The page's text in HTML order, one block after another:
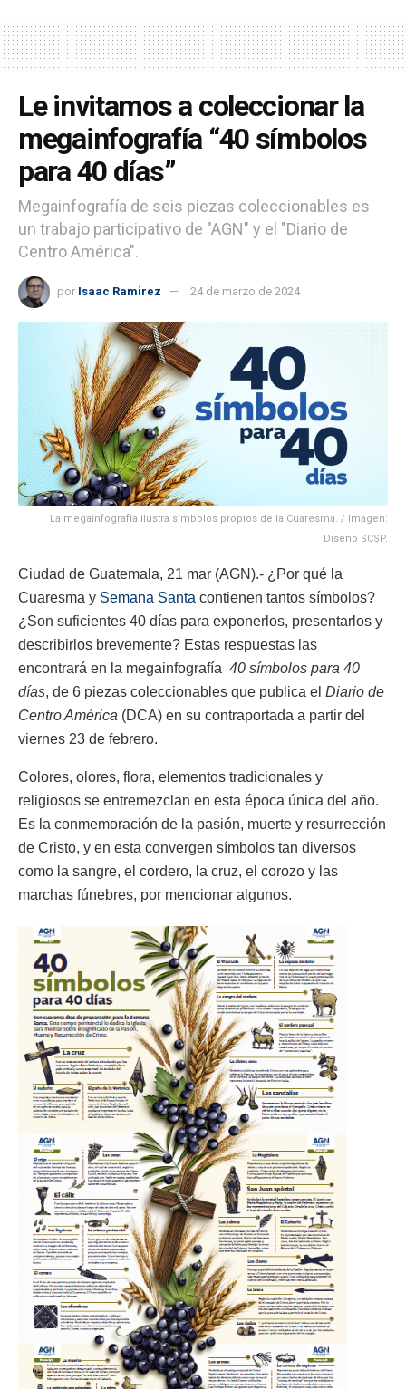
Le invitamos a coleccionar la
megainfografía “40 símbolos
para 40 días”
Megainfografía de seis piezas coleccionables es
un trabajo participativo de "AGN" y el "Diario de
Centro América".
por Isaac Ramirez 24 de marzo de 2024
La megainfografía ilustra símbolos propios de la Cuaresma. / Imagen:
Diseño SCSP.
Ciudad de Guatemala, 21 mar (AGN).- ¿Por qué la
Cuaresma y Semana Santa contienen tantos símbolos?
¿Son suficientes 40 días para exponerlos, presentarlos y
describirlos brevemente? Estas respuestas las
encontrará en la megainfografía 40 símbolos para 40
días, de 6 piezas coleccionables que publica el Diario de
Centro América (DCA) en su contraportada a partir del
viernes 23 de febrero.
Colores, olores, flora, elementos tradicionales y
religiosos se entremezclan en esta época única del año.
Es la conmemoración de la pasión, muerte y resurrección
de Cristo, y en esta convergen símbolos tan diversos
como la sangre, el cordero, la cruz, el corozo y las
marchas fúnebres, por mencionar algunos.